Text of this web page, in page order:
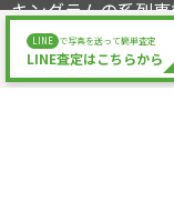
LINE で写真を送って簡単査定
LINE査定はこちらから
キングラムの系列